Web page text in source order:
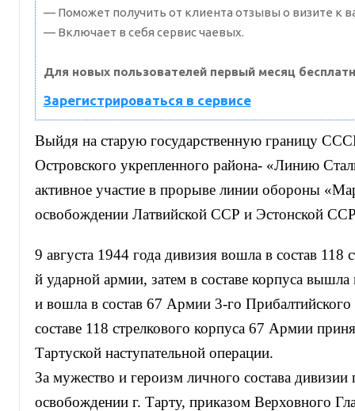
— Поможет получить от клиента отзывы о визите к
— Включает в себя сервис чаевых.
Для новых пользователей первый месяц
Зарегистрироваться в сервисе
Выйдя на старую государственную границу
Островского укрепленного района- «Линию
активное участие в прорыве линии обороны
освобождении Латвийской ССР и Эстонской
9 августа 1944 года дивизия вошла в состав 118
й ударной армии, затем в составе корпуса
и вошла в состав 67 Армии 3-го
составе 118 стрелкового корпуса 67 Армии
Тартуской наступательной операции.
За мужество и героизм личного состава
освобождении г. Тарту, приказом Верховного